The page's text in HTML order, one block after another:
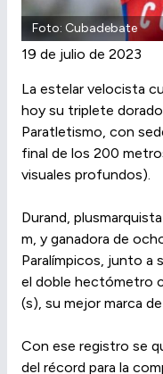
Foto: Cubadebate
19 de julio de 2023
La estelar velocista
hoy su triplete
Paratletismo, con
final de los 200
visuales profundos).
Durand,
m, y ganadora de
Paralímpicos, junto a
el doble hectómetro
(s), su mejor marca
Con ese registro se
del récord para la